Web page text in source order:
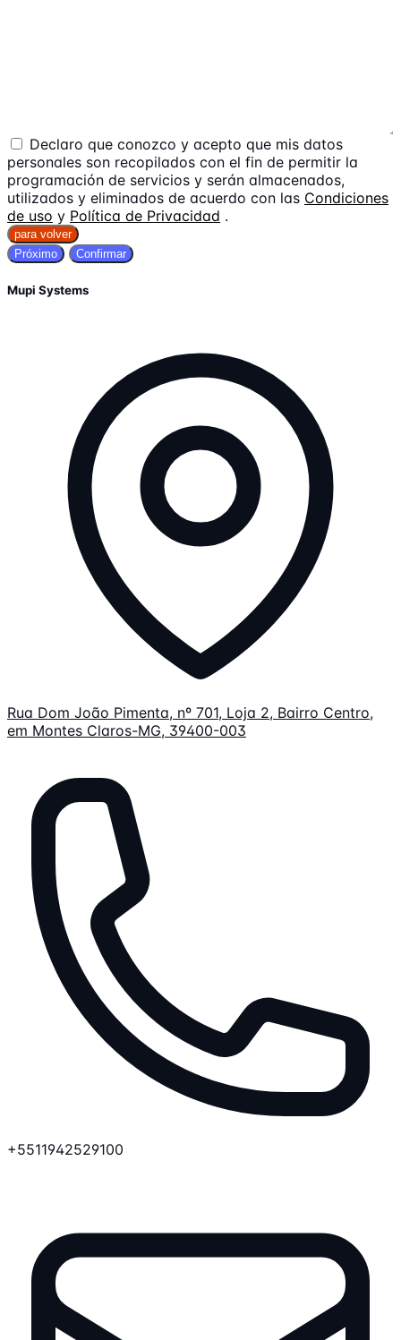
Declaro que conozco y acepto que mis datos
personales son recopilados con el fin de permitir la
programación de servicios y serán almacenados,
utilizados y eliminados de acuerdo con las Condiciones
de uso y Política de Privacidad .
para volver
Próximo
Confirmar
Mupi Systems
Rua Dom João Pimenta, nº 701, Loja 2, Bairro Centro,
em Montes Claros-MG, 39400-003
+5511942529100